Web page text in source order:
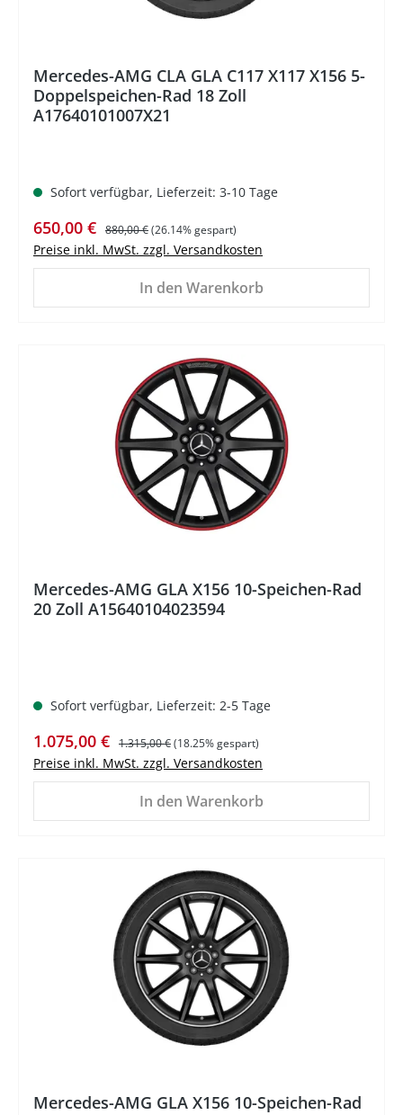
Mercedes-AMG CLA GLA C117 X117 X156 5-
Doppelspeichen-Rad 18 Zoll
A17640101007X21
Sofort verfügbar, Lieferzeit: 3-10 Tage
Verkaufspreis:
650,00 € Regulärer Preis:
880,00 €(26.14% gespart)
Preise inkl. MwSt. zzgl. Versandkosten
In den Warenkorb
Mercedes-AMG GLA X156 10-Speichen-Rad
20 Zoll A15640104023594
Sofort verfügbar, Lieferzeit: 2-5 Tage
Verkaufspreis:
1.075,00 € Regulärer Preis:
1.315,00 €(18.25% gespart)
Preise inkl. MwSt. zzgl. Versandkosten
In den Warenkorb
Mercedes-AMG GLA X156 10-Speichen-Rad